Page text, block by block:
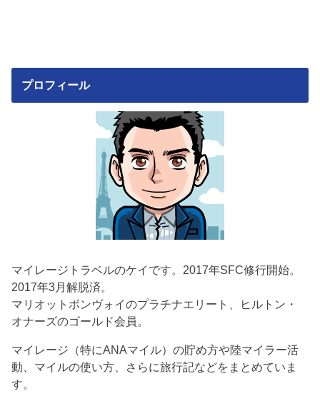
プロフィール
マイレージトラベルのケイです。2017年SFC修行開始。
2017年3月解脱済。
マリオットボンヴォイのプラチナエリート、ヒルトン・
オナーズのゴールド会員。
マイレージ（特にANAマイル）の貯め方や陸マイラー活
動、マイルの使い方、さらに旅行記などをまとめていま
す。